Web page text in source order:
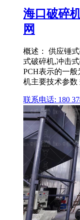
海口破碎
网
概述： 供应锤
式破碎机,冲击
PCH表示的一
机主要技术参数
联系电话: 180